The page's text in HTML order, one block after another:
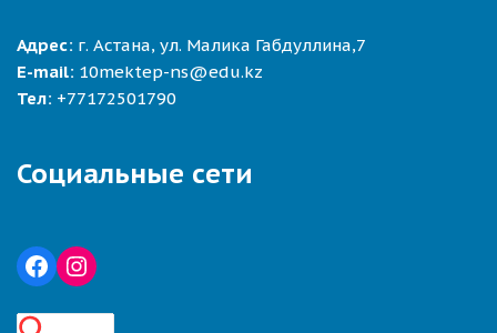
Адрес: г. Астана, ул. Малика Габдуллина,7
E-mail: 10mektep-ns@edu.kz
Тел: +77172501790
Социальные сети